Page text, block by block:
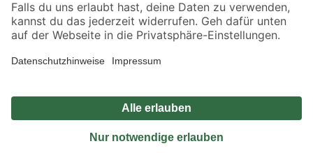
Alle Preisangaben in EUR inkl. gesetzl. MwSt.. Die dargestellten Angebote sind unter
Umständen nicht in allen Märkten verfügbar. Die angegebenen Verfügbarkeiten beziehen
Produkte nur solange der Vorrat reicht.
*Paketversand ab 59 € versandkostenfrei, gilt nicht für Artikel mit Speditionsversand, hier
Privatsphäre Impressum
Nutzungsbedingungen
Widerrufsrecht
Vertrag widerrufen